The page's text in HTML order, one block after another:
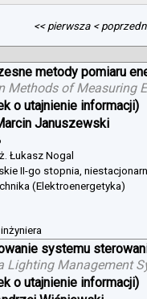
<< pierwsza <
metody pomiaru
Methods of Measuring
o utajnienie informacji)
Januszewski
Łukasz Nogal
II-go stopnia,
(Elektroenergetyka)
systemu
Lighting Management
o utajnienie informacji)